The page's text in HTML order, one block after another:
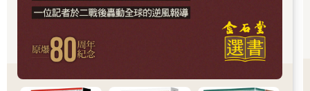
由是一種公共性的自由，其享有與行使受到公共倫理的制約，即
使當代公共論壇的主要場域逐漸轉移到網路，也應體認在民主社
會網民不是網軍或酸民，而是網路上的公民（netizen），主要審
議場域或許轉移了，但公共討論、溝通的倫理規範不變—不只不
了。最終，網路時代新的公共溝通倫理的重建，除了政府、媒